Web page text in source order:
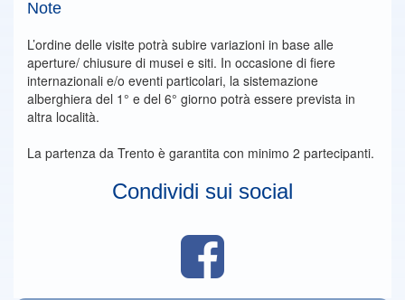
Note
L’ordine delle visite potrà subire variazioni in base alle
aperture/ chiusure di musei e siti. In occasione di fiere
internazionali e/o eventi particolari, la sistemazione
alberghiera del 1° e del 6° giorno potrà essere prevista in
altra località.
La partenza da Trento è garantita con minimo 2 partecipanti.
Condividi sui social